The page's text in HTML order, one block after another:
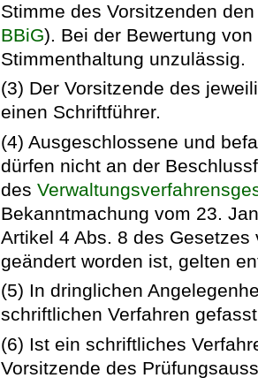
Stimme des Vorsitzenden
BBiG). Bei der Bewertung
Stimmenthaltung unzulässig.
(3) Der Vorsitzende des
einen Schriftführer.
(4) Ausgeschlossene und
dürfen nicht an der
des
Bekanntmachung vom 23.
Artikel 4 Abs. 8 des
geändert worden ist, gelten
(5) In dringlichen
schriftlichen Verfahren
(6) Ist ein schriftliches
Vorsitzende des